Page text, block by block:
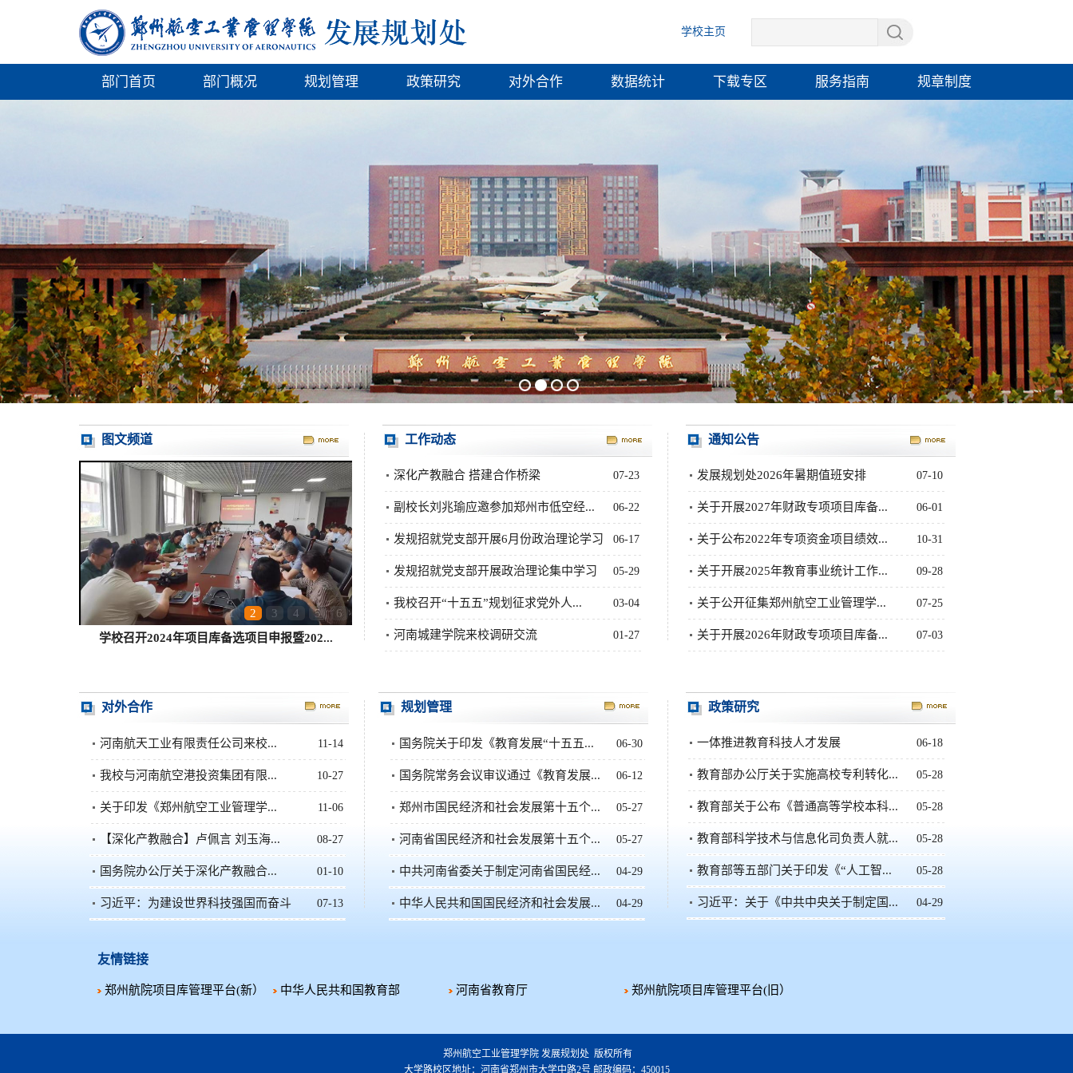
学校主页
部门首页 部门概况 规划管理 政策研究 对外合作 数据统计 下载专区 服务指南 规章制度
图文频道
1 2 3 4 5
6
学校召开2024年项目库备选项目申报暨202...
工作动态
深化产教融合 搭建合作桥梁 07-23
副校长刘兆瑜应邀参加郑州市低空经... 06-22
发规招就党支部开展6月份政治理论学习 06-17
发规招就党支部开展政治理论集中学习 05-29
我校召开“十五五”规划征求党外人... 03-04
河南城建学院来校调研交流 01-27
通知公告
发展规划处2026​年暑期值班安排 07-10
关于开展2027年财政专项项目库备... 06-01
关于公布2022年专项资金项目绩效... 10-31
关于开展2025年教育事业统计工作... 09-28
关于公开征集郑州航空工业管理学... 07-25
关于开展2026年财政专项项目库备... 07-03
对外合作
河南航天工业有限责任公司来校... 11-14
我校与河南航空港投资集团有限... 10-27
关于印发《郑州航空工业管理学... 11-06
【深化产教融合】卢佩言 刘玉海... 08-27
国务院办公厅关于深化产教融合... 01-10
习近平：为建设世界科技强国而奋斗 07-13
规划管理
国务院关于印发《教育发展“十五五... 06-30
国务院常务会议审议通过《教育发展... 06-12
郑州市国民经济和社会发展第十五个... 05-27
河南省国民经济和社会发展第十五个... 05-27
中共河南省委关于制定河南省国民经... 04-29
中华人民共和国国民经济和社会发展... 04-29
政策研究
一体推进教育科技人才发展 06-18
教育部办公厅关于实施高校专利转化... 05-28
教育部关于公布《普通高等学校本科... 05-28
教育部科学技术与信息化司负责人就... 05-28
教育部等五部门关于印发《“人工智... 05-28
习近平：关于《中共中央关于制定国... 04-29
友情链接
郑州航院项目库管理平台(新） 中华人民共和国教育部 河南省教育厅 郑州航院项目库管理平台(旧）
郑州航空工业管理学院 发展规划处 版权所有
大学路校区地址：河南省郑州市大学中路2号 邮政编码：450015